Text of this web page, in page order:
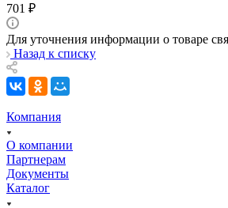
701 ₽
Для уточнения информации о товаре
Назад к списку
Компания
О компании
Партнерам
Документы
Каталог